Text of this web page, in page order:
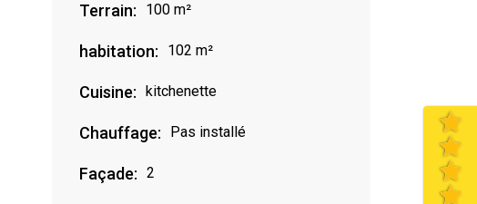
Terrain: 100 m²
habitation: 102 m²
Cuisine: kitchenette
Chauffage: Pas installé
Façade: 2